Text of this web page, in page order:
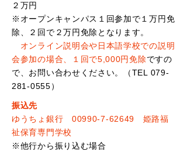
２万円
※オープンキャンパス１回参加で１万円免
除、２回で２万円免除となります。
オンライン説明会や日本語学校での説明
会参加の場合、１回で5,000円免除ですの
で、お問い合わせください。（TEL 079-
281-0555）
振込先
ゆうちょ銀行 00990-7-62649 姫路福
祉保育専門学校
※他行から振り込む場合